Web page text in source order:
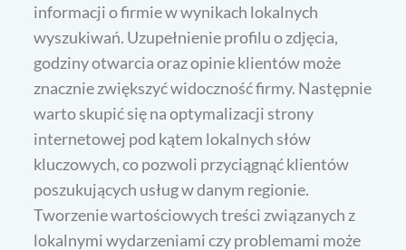
informacji o firmie w wynikach lokalnych
wyszukiwań. Uzupełnienie profilu o zdjęcia,
godziny otwarcia oraz opinie klientów może
znacznie zwiększyć widoczność firmy. Następnie
warto skupić się na optymalizacji strony
internetowej pod kątem lokalnych słów
kluczowych, co pozwoli przyciągnąć klientów
poszukujących usług w danym regionie.
Tworzenie wartościowych treści związanych z
lokalnymi wydarzeniami czy problemami może